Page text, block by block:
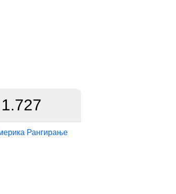
1.727
Рангирање